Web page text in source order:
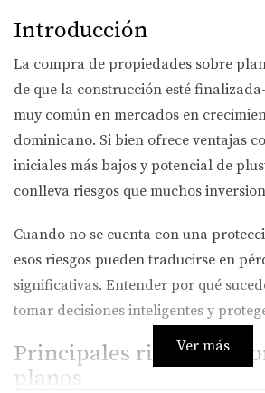
Introducción
La compra de propiedades sobre
de que la construcción esté
muy común en mercados en
dominicano. Si bien ofrece ventajas
iniciales más bajos y potencial de
conlleva riesgos que muchos
Cuando no se cuenta con una
esos riesgos pueden traducirse en
significativas. Entender por qué
tomar decisiones inteligentes y
Principales riesgos al
planos
Ver más